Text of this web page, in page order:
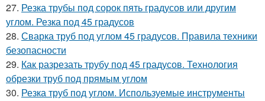
27. Резка трубы под сорок пять градусов или другим
углом. Резка под 45 градусов
28. Сварка труб под углом 45 градусов. Правила техники
безопасности
29. Как разрезать трубу под 45 градусов. Технология
обрезки труб под прямым углом
30. Резка труб под углом. Используемые инструменты